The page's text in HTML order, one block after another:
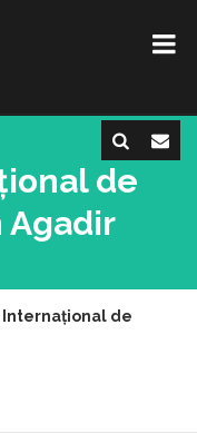
de
Agadir
Internațional de